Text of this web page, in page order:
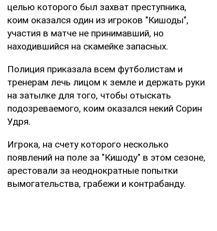
целью которого был захват преступника,
коим оказался один из игроков "Кишоды",
участия в матче не принимавший, но
находившийся на скамейке запасных.
Полиция приказала всем футболистам и
тренерам лечь лицом к земле и держать руки
на затылке для того, чтобы отыскать
подозреваемого, коим оказался некий Сорин
Удря.
Игрока, на счету которого несколько
появлений на поле за "Кишоду" в этом сезоне,
арестовали за неоднократные попытки
вымогательства, грабежи и контрабанду.